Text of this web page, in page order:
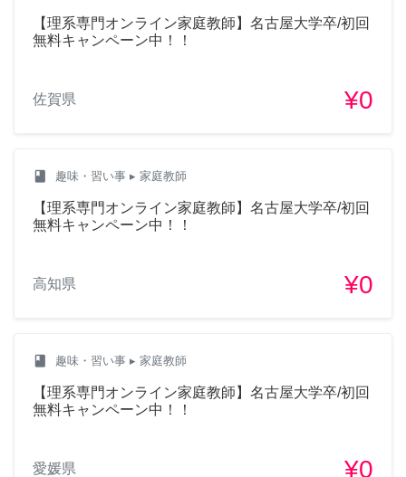
【理系専門オンライン家庭教師】名古屋大学卒/初回
無料キャンペーン中！！
佐賀県 ¥0
class 趣味・習い事 ▸ 家庭教師
【理系専門オンライン家庭教師】名古屋大学卒/初回
無料キャンペーン中！！
高知県 ¥0
class 趣味・習い事 ▸ 家庭教師
【理系専門オンライン家庭教師】名古屋大学卒/初回
無料キャンペーン中！！
愛媛県 ¥0